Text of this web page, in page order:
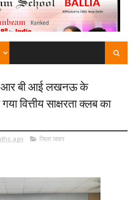
आर बी आई लखनऊ के
गया वित्तीय साक्षरता क्लब का
ago जिला जवार